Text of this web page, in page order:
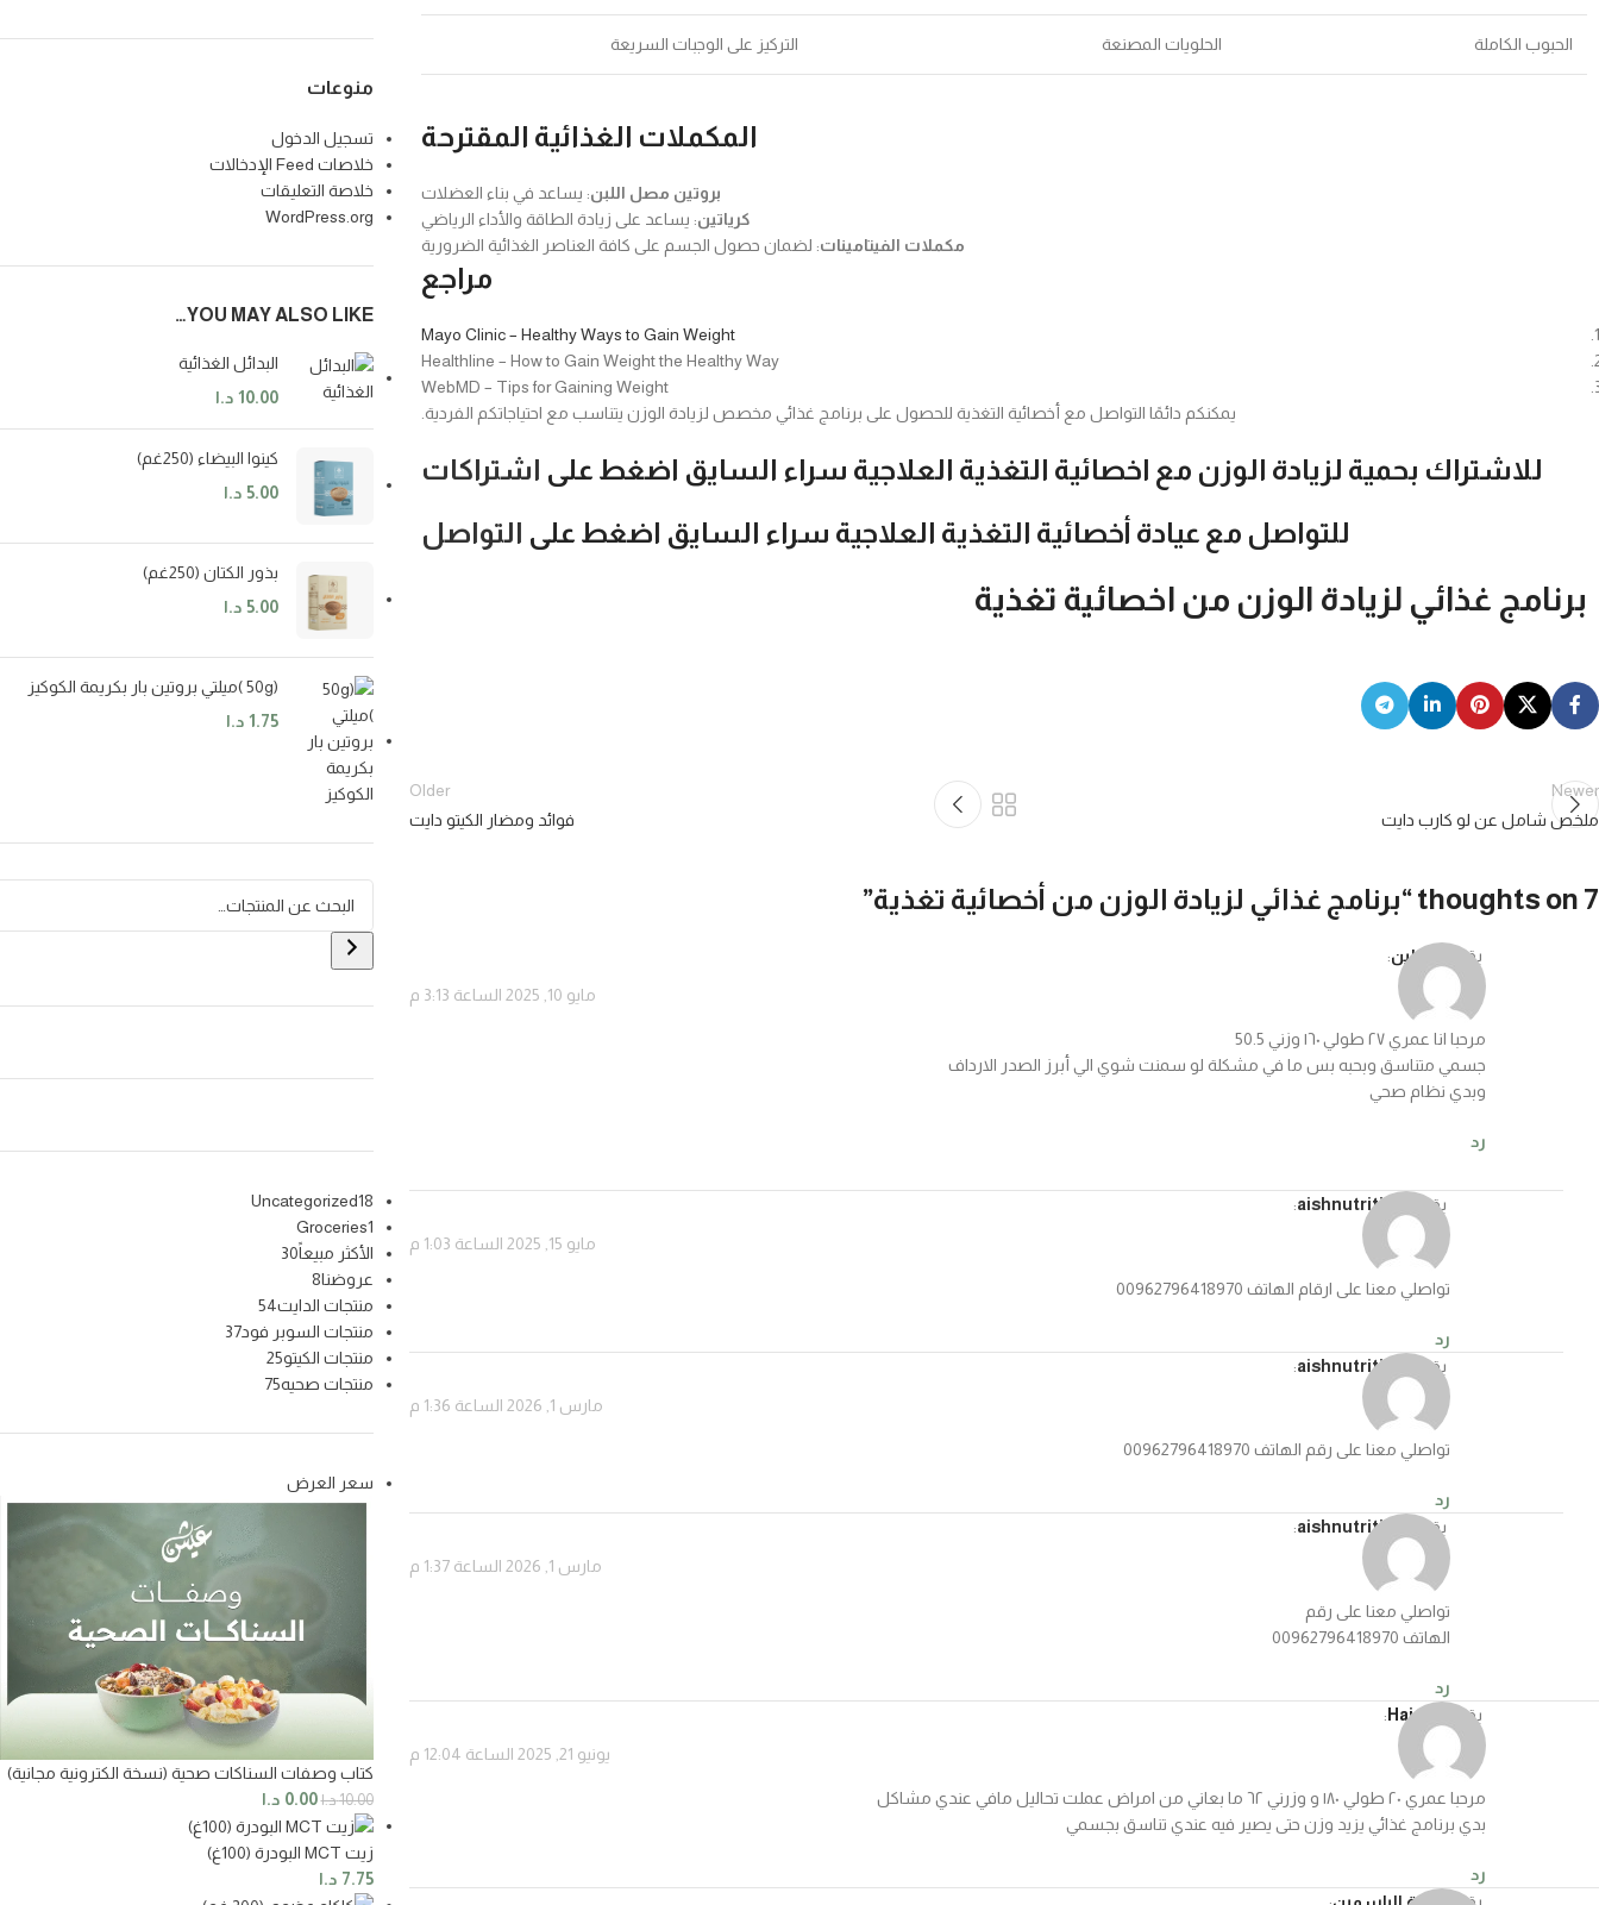
الحبوب الكاملة الحلويات المصنعة التركيز على الوجبات السريعة
المكملات الغذائية المقترحة
بروتين مصل اللبن: يساعد في بناء العضلات
كرياتين: يساعد على زيادة الطاقة والأداء الرياضي
مكملات الفيتامينات: لضمان حصول الجسم على كافة العناصر الغذائية الضرورية
مراجع
Mayo Clinic – Healthy Ways to Gain Weight
Healthline – How to Gain Weight the Healthy Way
WebMD – Tips for Gaining Weight
يمكنكم دائمًا التواصل مع أخصائية التغذية للحصول على برنامج غذائي مخصص لزيادة الوزن يتناسب مع احتياجاتكم الفردية.
للاشتراك بحمية لزيادة الوزن مع اخصائية التغذية العلاجية سراء السايق اضغط على اشتراكات
للتواصل مع عيادة أخصائية التغذية العلاجية سراء السايق اضغط على التواصل
برنامج غذائي لزيادة الوزن من اخصائية تغذية
Newer
ملخص شامل عن لو كارب دايت
Older
فوائد ومضار الكيتو دايت
7 thoughts on “ برنامج غذائي لزيادة الوزن من أخصائية تغذية”
يقول مادلين:
مايو 10, 2025 الساعة 3:13 م
مرحبا انا عمري ٢٧ طولي ١٦٠ وزني 50.5
جسمي متناسق وبحبه بس ما في مشكلة لو سمنت شوي الي أبرز الصدر الارداف
وبدي نظام صحي
رد
يقول aishnutrition
:
مايو 15, 2025 الساعة 1:03 م
تواصلي معنا على ارقام الهاتف 00962796418970
رد
يقول
aishnutrition
:
مارس 1, 2026 الساعة 1:36 م
تواصلي معنا على رقم الهاتف 00962796418970
رد
يقول
aishnutrition
:
مارس 1, 2026 الساعة 1:37 م
تواصلي معنا على رقم
الهاتف 00962796418970
رد
يقول
Haidar
:
يونيو 21, 2025 الساعة 12:04 م
مرحبا عمري ٢٠ طولي ١٨٠ و وزرني ٦٢ ما بعاني من امراض عملت تحاليل مافي عندي مشاكل
بدي برنامج غذائي يزيد وزن حتى يصير فيه عندي تناسق بجسمي
رد
منوعات
تسجيل الدخول
خلاصات Feed الإدخالات
خلاصة التعليقات
WordPress.org
YOU MAY ALSO LIKE…
البدائل الغذائية
10.00 د.ا
كينوا البيضاء (250غم)
5.00 د.ا
بذور الكتان (250غم)
5.00 د.ا
(50g )ميلتي بروتين بار بكريمة الكوكيز
1.75 د.ا
Uncategorized18
Groceries1
الأكثر مبيعاً30
عروضنا8
منتجات الدايت54
منتجات السوبر فود37
منتجات الكيتو25
منتجات صحيه75
سعر العرض
كتاب وصفات السناكات صحية (نسخة الكترونية مجانية)
10.00د.ا 0.00 د.ا
زيت MCT البودرة (100غ)
7.75 د.ا